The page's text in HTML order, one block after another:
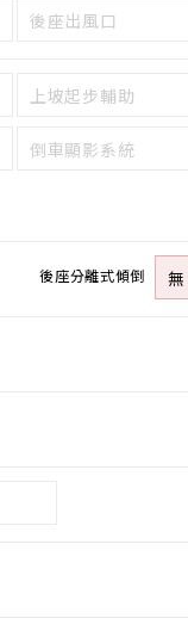
後座出風口
上坡起步輔助
倒車顯影系統
後座分離式傾倒 無